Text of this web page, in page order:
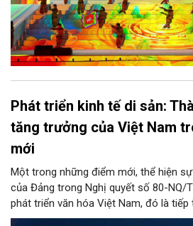
Phát triển kinh tế di sản:
tăng trưởng của Việt Nam
mới
Một trong những điểm mới, thể hiện
của Đảng trong Nghị quyết số 80-NQ/
phát triển văn hóa Việt Nam, đó là tiếp
và phát huy giá trị di sản văn hóa gắn